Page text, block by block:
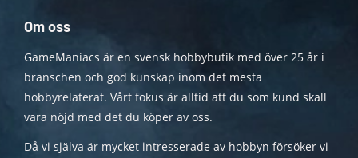
Om oss
GameManiacs är en svensk hobbybutik med över 25 år i
branschen och god kunskap inom det mesta
hobbyrelaterat. Vårt fokus är alltid att du som kund skall
vara nöjd med det du köper av oss.
Då vi själva är mycket intresserade av hobbyn försöker vi